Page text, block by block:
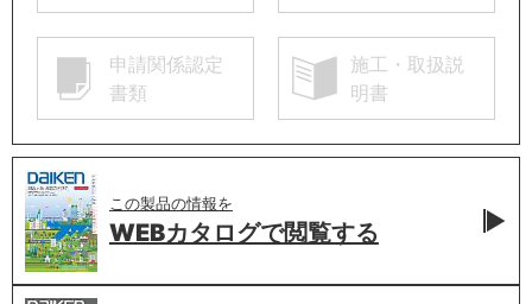
申請関係認定
書類
施工・取扱説
明書
この製品の情報を
WEBカタログで閲覧する